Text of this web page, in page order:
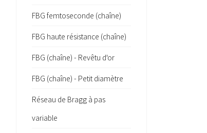
FBG femtoseconde (chaîne)
FBG haute résistance (chaîne)
FBG (chaîne) - Revêtu d'or
FBG (chaîne) - Petit diamètre
Réseau de Bragg à pas
variable